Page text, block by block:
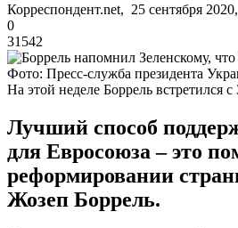
Корреспондент.net, 25 сентября
0
31542
Фото: Пресс-служба президента
На этой неделе Боррель встретился
Лучший способ
для Евросоюза – это
реформировании
Жозеп Боррель.